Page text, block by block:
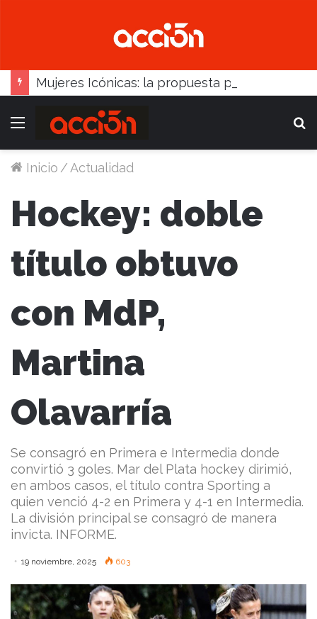
Menú
Inicio /Actualidad
Hockey: doble
título obtuvo
con MdP,
Martina
Olavarría
Se consagró en Primera e Intermedia donde
convirtió 3 goles. Mar del Plata hockey dirimió,
en ambos casos, el título contra Sporting a
quien venció 4-2 en Primera y 4-1 en Intermedia.
La división principal se consagró de manera
invicta. INFORME.
19 noviembre, 2025 603